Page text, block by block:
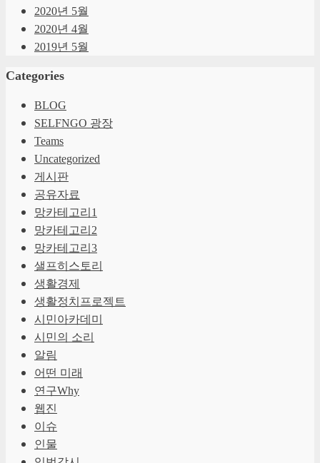
2020년 5월
2020년 4월
2019년 5월
Categories
BLOG
SELFNGO 광장
Teams
Uncategorized
게시판
공유자료
망카테고리1
망카테고리2
망카테고리3
샐프히스토리
생활경제
생활정치프로젝트
시민아카데미
시민의 소리
알림
어떤 미래
연구Why
웹진
이슈
인물